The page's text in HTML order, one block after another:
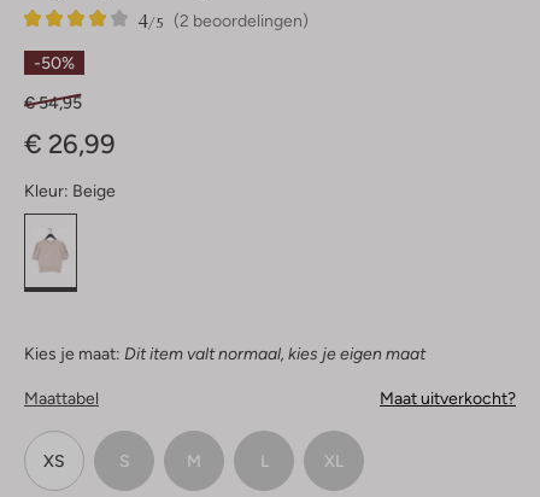
(2 beoordelingen)
4/5
2
4
Sterren
-50%
€ 54,95
€ 26,99
Kleur: Beige
Kies je maat: Dit item valt normaal, kies je eigen maat
Maattabel Maat uitverkocht?
XS S M L XL